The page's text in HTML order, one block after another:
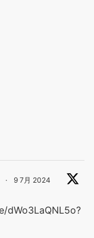
· 9 7月 2024
dWo3LaQNL5o?